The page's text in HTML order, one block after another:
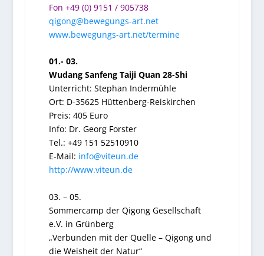
Fon +49 (0) 9151 / 905738
qigong@bewegungs-art.net
www.bewegungs-art.net/termine
01.- 03.
Wudang Sanfeng Taiji Quan 28-Shi
Unterricht: Stephan Indermühle
Ort: D-35625 Hüttenberg-Reiskirchen
Preis: 405 Euro
Info: Dr. Georg Forster
Tel.: +49 151 52510910
E-Mail: info@viteun.de
http://www.viteun.de
03. – 05.
Sommercamp der Qigong Gesellschaft
e.V. in Grünberg
„Verbunden mit der Quelle – Qigong und
die Weisheit der Natur“